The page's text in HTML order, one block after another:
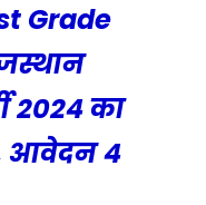
Grade
2024 का
आवेदन 4